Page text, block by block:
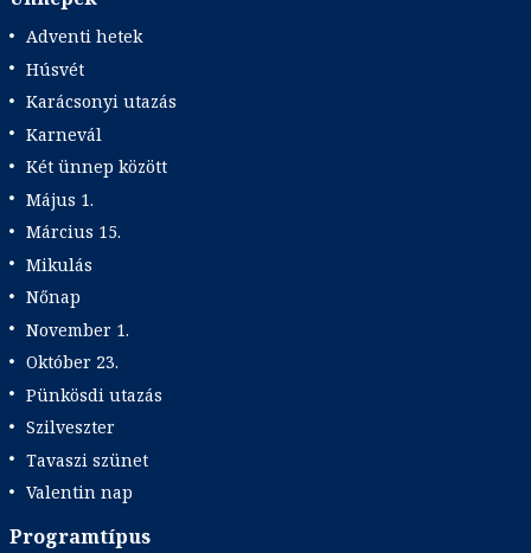
Adventi hetek
Húsvét
Karácsonyi utazás
Karnevál
Két ünnep között
Május 1.
Március 15.
Mikulás
Nőnap
November 1.
Október 23.
Pünkösdi utazás
Szilveszter
Tavaszi szünet
Valentin nap
Programtípus